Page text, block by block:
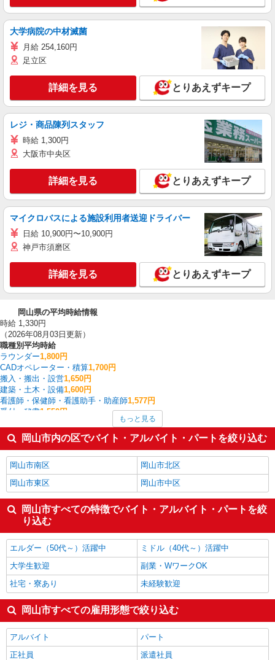
大学病院の中材滅菌
月給 254,160円
足立区
詳細を見る とりあえずキープ
レジ・商品陳列スタッフ
時給 1,300円
大阪市中央区
詳細を見る とりあえずキープ
マイクロバスによる施設利用者送迎ドライバー
日給 10,900円〜10,900円
神戸市須磨区
詳細を見る とりあえずキープ
岡山県の平均時給情報
時給 1,330円
（2026年08月03日更新）
職種別平均時給
ラウンダー1,800円
CADオペレーター・積算1,700円
搬入・搬出・設営1,650円
建築・土木・設備1,600円
看護師・保健師・看護助手・助産師1,577円
受付・秘書1,550円
中型（2t・4t）ドライバー 1,480円
バス1,475円
家電・携帯販売1,435円
岡山県の他の職種の平均時給を見る
もっと見る
岡山市内の区でバイト・アルバイト・パートを絞り込む
岡山市南区
岡山市北区
岡山市東区
岡山市中区
岡山市すべての特徴でバイト・アルバイト・パートを絞
り込む
エルダー（50代～）活躍中
ミドル（40代～）活躍中
大学生歓迎
副業・WワークOK
社宅・寮あり
未経験歓迎
岡山市すべての雇用形態で絞り込む
アルバイト
パート
正社員
派遣社員